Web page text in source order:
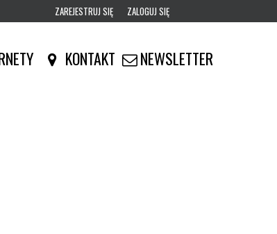
ZAREJESTRUJ SIĘ ZALOGUJ SIĘ
0,00
KONTAKT NEWSLETTER